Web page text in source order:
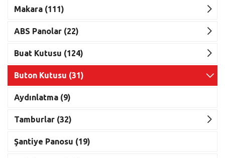
Makara (111)
ABS Panolar (22)
Buat Kutusu (124)
Buton Kutusu (31)
Aydınlatma (9)
Tamburlar (32)
Şantiye Panosu (19)